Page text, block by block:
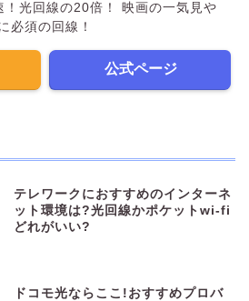
！光回線の20倍！ 映画の一気見や
必須の回線！
公式ページ
テレワークにおすすめのインターネ
ット環境は?光回線かポケットwi-fi
どれがいい?
ドコモ光ならここ!おすすめプロバ